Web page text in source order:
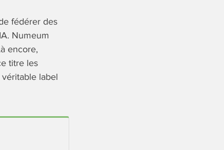
fédérer des
Numeum
encore,
titre les
label